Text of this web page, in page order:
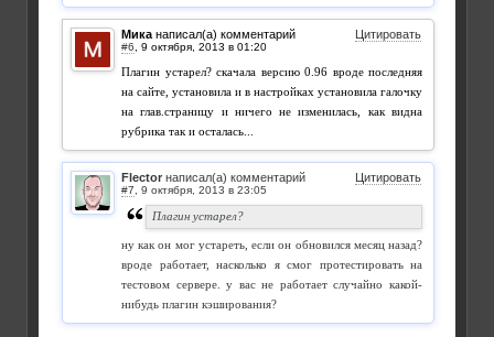
Мика написал(а) комментарий Цитировать
#6
Плагин устарел? скачала версию 0.96 вроде последняя
на сайте, установила и в настройках установила галочку
на глав.страницу и ничего не изменилась, как видна
рубрика так и осталась...
Flector написал(а) комментарий Цитировать
#7
Плагин устарел?
ну как он мог устареть, если он обновился месяц назад?
вроде работает, насколько я смог протестировать на
тестовом сервере. у вас не работает случайно какой-
нибудь плагин кэширования?